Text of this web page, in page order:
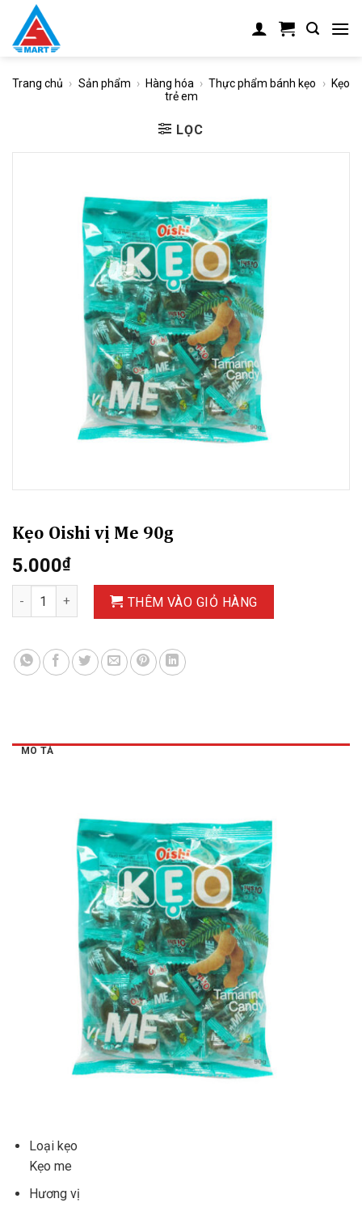
content
Trang chủ › Sản phẩm › Hàng hóa › Thực phẩm bánh kẹo › Kẹo
trẻ em
LỌC
Kẹo Oishi vị Me 90g
5.000₫
Kẹo Oishi vị Me 90g số lượng
THÊM VÀO GIỎ HÀNG
MÔ TẢ
Loại kẹo
Kẹo me
Hương vị